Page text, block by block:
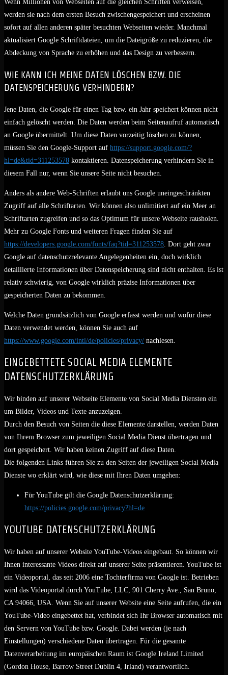
Wenn Millionen von Webseiten auf die gleichen Schriften verweisen,
werden sie nach dem ersten Besuch zwischengespeichert und erscheinen
sofort auf allen anderen später besuchten Webseiten wieder. Manchmal
aktualisiert Google Schriftdateien, um die Dateigröße zu reduzieren, die
Abdeckung von Sprache zu erhöhen und das Design zu verbessern.
WIE KANN ICH MEINE DATEN LÖSCHEN BZW. DIE
DATENSPEICHERUNG VERHINDERN?
Jene Daten, die Google für einen Tag bzw. ein Jahr speichert können nicht
einfach gelöscht werden. Die Daten werden beim Seitenaufruf automatisch
an Google übermittelt. Um diese Daten vorzeitig löschen zu können,
müssen Sie den Google-Support auf https://support.google.com/?
hl=de&tid=311253578 kontaktieren. Datenspeicherung verhindern Sie in
diesem Fall nur, wenn Sie unsere Seite nicht besuchen.
Anders als andere Web-Schriften erlaubt uns Google uneingeschränkten
Zugriff auf alle Schriftarten. Wir können also unlimitiert auf ein Meer an
Schriftarten zugreifen und so das Optimum für unsere Webseite rausholen.
Mehr zu Google Fonts und weiteren Fragen finden Sie auf
https://developers.google.com/fonts/faq?tid=311253578 . Dort geht zwar
Google auf datenschutzrelevante Angelegenheiten ein, doch wirklich
detaillierte Informationen über Datenspeicherung sind nicht enthalten. Es ist
relativ schwierig, von Google wirklich präzise Informationen über
gespeicherten Daten zu bekommen.
Welche Daten grundsätzlich von Google erfasst werden und wofür diese
Daten verwendet werden, können Sie auch auf
https://www.google.com/intl/de/policies/privacy/ nachlesen.
EINGEBETTETE SOCIAL MEDIA ELEMENTE
DATENSCHUTZERKLÄRUNG
Wir binden auf unserer Webseite Elemente von Social Media Diensten ein
um Bilder, Videos und Texte anzuzeigen.
Durch den Besuch von Seiten die diese Elemente darstellen, werden Daten
von Ihrem Browser zum jeweiligen Social Media Dienst übertragen und
dort gespeichert. Wir haben keinen Zugriff auf diese Daten.
Die folgenden Links führen Sie zu den Seiten der jeweiligen Social Media
Dienste wo erklärt wird, wie diese mit Ihren Daten umgehen:
Für YouTube gilt die Google Datenschutzerklärung:
https://policies.google.com/privacy?hl=de
YOUTUBE DATENSCHUTZERKLÄRUNG
Wir haben auf unserer Website YouTube-Videos eingebaut. So können wir
Ihnen interessante Videos direkt auf unserer Seite präsentieren. YouTube ist
ein Videoportal, das seit 2006 eine Tochterfirma von Google ist. Betrieben
wird das Videoportal durch YouTube, LLC, 901 Cherry Ave., San Bruno,
CA 94066, USA. Wenn Sie auf unserer Website eine Seite aufrufen, die ein
YouTube-Video eingebettet hat, verbindet sich Ihr Browser automatisch mit
den Servern von YouTube bzw. Google. Dabei werden (je nach
Einstellungen) verschiedene Daten übertragen. Für die gesamte
Datenverarbeitung im europäischen Raum ist Google Ireland Limited
(Gordon House, Barrow Street Dublin 4, Irland) verantwortlich.